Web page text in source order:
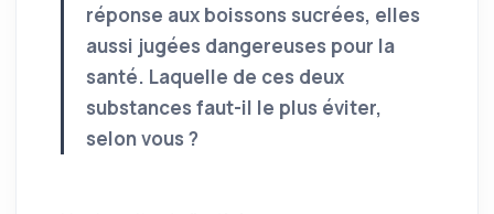
réponse aux boissons sucrées, elles
aussi jugées dangereuses pour la
santé. Laquelle de ces deux
substances faut-il le plus éviter,
selon vous ?